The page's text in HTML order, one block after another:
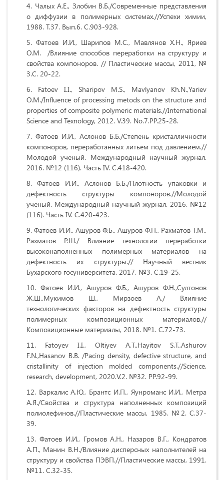
Чалых А.Е., Злобин В.Б./Современные представления
о диффузии в полимерных системах.//Успехи химии,
1988. Т.37. Вып.6. С.903-928.
Фатоев И.И., Шарипов М.С., Мавлянов Х.Н., Яриев
О.М. /Влияние способов переработки на структуру и
свойства компоноров. // Пластические массы, 2011, №
3.С. 20-22.
Fatoev I.I., Sharipov M.S., Mavlyanov Kh.N.,Yariev
O.M./Influence of processing metods on the structure and
properties of composite polymeric materials.//International
Science and Texnology, 2012. V.39. No.7.PP.25-28.
Фатоев И.И., Аслонов Б.Б./Степень кристалличности
компоноров, переработанных литьем под давлением.//
Молодой ученый. Международный научный журнал.
2016. №12 (116). Часть IV. С.418-420.
Фатоев И.И., Аслонов Б.Б./Плотность упаковки и
дефектность структуры компоноров.//Молодой
ученый. Международный научный журнал. 2016. №12
(116). Часть IV. С.420-423.
Фатоев И.И., Ашуров Ф.Б., Ашуров Ф.Н., Рахматов Т.М.,
Рахматов Р.Ш./ Влияние технологии переработки
высоконаполненных полимерных материалов на
дефектность их структуры.// Научный вестник
Бухарского госуниверситета. 2017. №3. С.19-25.
Фатоев И.И., Ашуров Ф.Б., Ашуров Ф.Н.,Султонов
Ж.Ш.,Мукимов Ш., Мирзоев А./ Влияние
технологических факторов на дефектность структуры
полимерных композиционных материалов.//
Композиционные материалы, 2018. №1. С.72-73.
Fatoyev I.I., Oltiyev A.T.,Hayitov S.T.,Ashurov
F.N.,Hasanov B.B. /Pacing density, defective structure, and
cristallinity of injection molded components.//Science,
research, development, 2020.V.2. №32. PP.92-99.
Варкалис А.Ю., Брантс И.П., Яунроманс И.И., Метра
А.Я./Свойства и структура наполненных композиций
полиолефинов.//Пластические массы, 1985. №2. С.37-
39.
Фатоев И.И., Громов А.Н., Назаров В.Г., Кондратов
А.П., Манин В.Н./Влияние дисперсных наполнителей на
структуру и свойства ПЭВП.//Пластические массы, 1991.
№11. С.32-35.